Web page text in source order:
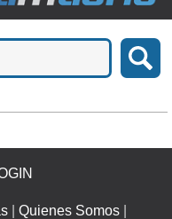
Quienes Somos